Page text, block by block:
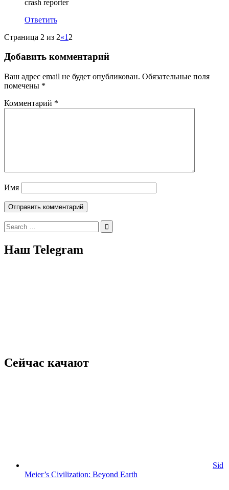
crash reporter
Ответить
Страница 2 из 2«1 2
Добавить комментарий
Ваш адрес email не будет опубликован. Обязательные поля
помечены *
Комментарий *
Имя
Search
for:
Наш Telegram
Сейчас качают
Sid
Meier’s Civilization: Beyond Earth